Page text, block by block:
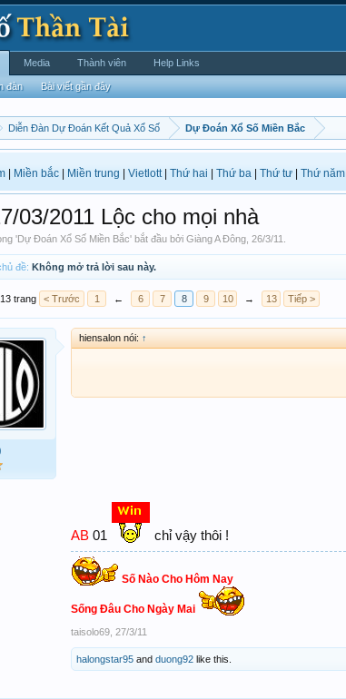
Diễn Đàn Dự Đoán Kết Quả Xổ Số Dự Đoán Xổ Số Miền Bắc
Miền bắc Miền trung Vietlott| Thứ hai Thứ ba Thứ tư Thứ năm
03/2011 Lộc cho mọi nhà
'Dự Đoán Xổ Số Miền Bắc' bắt đầu bởi Giàng A Đông 26/3/11
đề: Không mở trả lời sau này.
trang < Trước 1 ← 6 7 8 9 10 → 13 Tiếp >
hiensalon nói: ↑
AB 01 chỉ vậy thôi !
Số Nào Cho Hôm Nay
Sống Đâu Cho Ngày Mai
taisolo69 27/3/11
halongstar95 and duong92 like this.
đàn Bài viết gần đây
Media Thành viên Help Links